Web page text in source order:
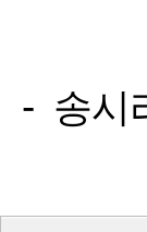
- 송시